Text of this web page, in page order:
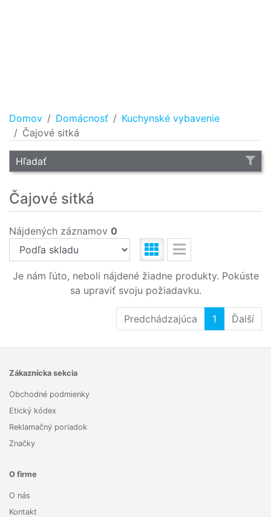
Domov Domácnosť
Kuchynské vybavenie
Čajové sitká
Hľadať
Čajové sitká
Nájdených záznamov 0
Je nám ľúto, neboli nájdené žiadne produkty. Pokúste
sa upraviť svoju požiadavku.
Predchádzajúca 1 Ďalší
Zákaznícka sekcia
Obchodné podmienky
Etický kódex
Reklamačný poriadok
Značky
O firme
O nás
Kontakt